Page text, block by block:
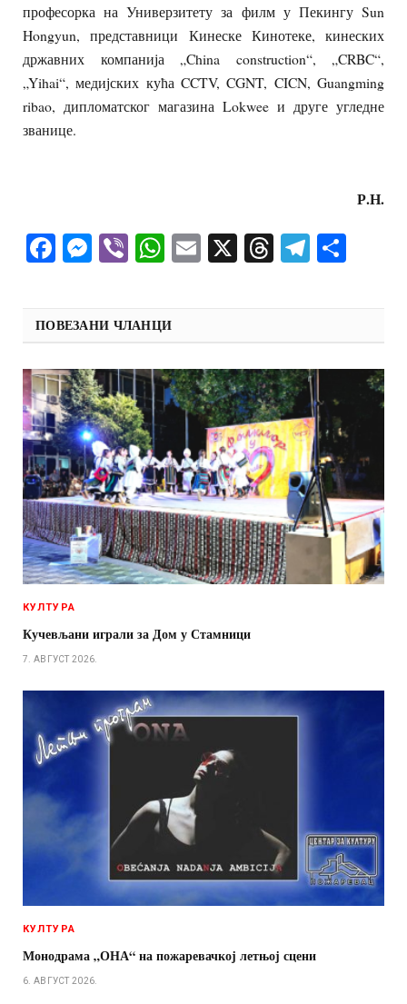
професорка на Универзитету за филм у Пекингу Sun
Hongyun, представници Кинеске Кинотеке, кинеских
државних компанија „China construction“, „CRBC“,
„Yihai“, медијских кућа CCTV, CGNT, CICN, Guangming
ribao, дипломатског магазина Lokwee и друге угледне
званице.
Р.Н.
Facebook
Messenger
ViberWhatsApp
Email
X Threads
ПОВЕЗАНИ ЧЛАНЦИ
КУЛТУРА
Кучевљани играли за Дом у Стамници
7. АВГУСТ 2026.
КУЛТУРА
Монодрама „ОНА“ на пожаревачкој летњој сцени
6. АВГУСТ 2026.